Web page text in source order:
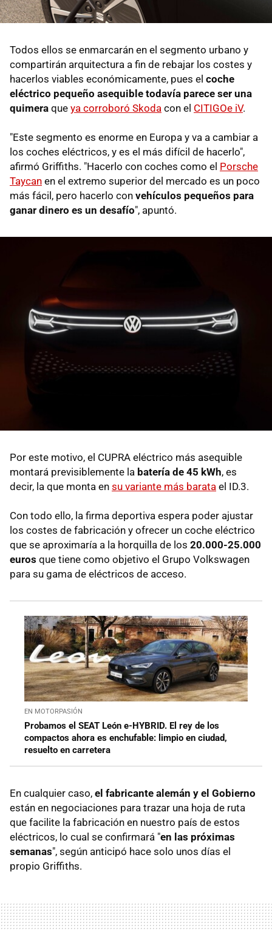
Todos ellos se enmarcarán en el segmento urbano y
compartirán arquitectura a fin de rebajar los costes y
hacerlos viables económicamente, pues el coche
eléctrico pequeño asequible todavía parece ser una
quimera que ya corroboró Skoda con el CITIGOe iV.
"Este segmento es enorme en Europa y va a cambiar a
los coches eléctricos, y es el más difícil de hacerlo",
afirmó Griffiths. "Hacerlo con coches como el Porsche
Taycan en el extremo superior del mercado es un poco
más fácil, pero hacerlo con vehículos pequeños para
ganar dinero es un desafío", apuntó.
Por este motivo, el CUPRA eléctrico más asequible
montará previsiblemente la batería de 45 kWh, es
decir, la que monta en su variante más barata el ID.3.
Con todo ello, la firma deportiva espera poder ajustar
los costes de fabricación y ofrecer un coche eléctrico
que se aproximaría a la horquilla de los 20.000-25.000
euros que tiene como objetivo el Grupo Volkswagen
para su gama de eléctricos de acceso.
EN MOTORPASIÓN
Probamos el SEAT León e-HYBRID. El rey de los
compactos ahora es enchufable: limpio en ciudad,
resuelto en carretera
En cualquier caso, el fabricante alemán y el Gobierno
están en negociaciones para trazar una hoja de ruta
que facilite la fabricación en nuestro país de estos
eléctricos, lo cual se confirmará "en las próximas
semanas", según anticipó hace solo unos días el
propio Griffiths.